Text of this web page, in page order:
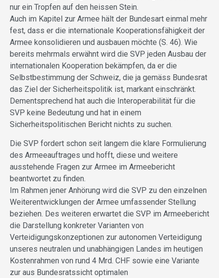
nur ein Tropfen auf den heissen Stein.
Auch im Kapitel zur Armee hält der Bundesart einmal mehr
fest, dass er die internationale Kooperationsfähigkeit der
Armee konsolidieren und ausbauen möchte (S. 46). Wie
bereits mehrmals erwähnt wird die SVP jeden Ausbau der
internationalen Kooperation bekämpfen, da er die
Selbstbestimmung der Schweiz, die ja gemäss Bundesrat
das Ziel der Sicherheitspolitik ist, markant einschränkt.
Dementsprechend hat auch die Interoperabilität für die
SVP keine Bedeutung und hat in einem
Sicherheitspolitischen Bericht nichts zu suchen.
Die SVP fordert schon seit langem die klare Formulierung
des Armeeauftrages und hofft, diese und weitere
ausstehende Fragen zur Armee im Armeebericht
beantwortet zu finden.
Im Rahmen jener Anhörung wird die SVP zu den einzelnen
Weiterentwicklungen der Armee umfassender Stellung
beziehen. Des weiteren erwartet die SVP im Armeebericht
die Darstellung konkreter Varianten von
Verteidigungskonzeptionen zur autonomen Verteidigung
unseres neutralen und unabhängigen Landes im heutigen
Kostenrahmen von rund 4 Mrd. CHF sowie eine Variante
zur aus Bundesratssicht optimalen